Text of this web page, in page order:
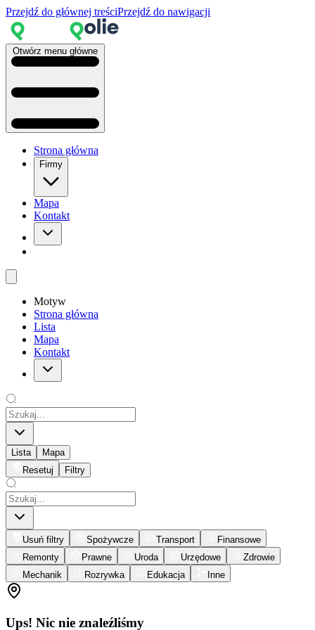
Przejdź do głównej treściPrzejdź do nawigacji
Otwórz menu główne
Strona główna
Firmy
Mapa
Kontakt
Motyw
Strona główna
Lista
Mapa
Kontakt
Lista
Mapa
Resetuj
Filtry
Usuń filtry Spożywcze Transport
Finansowe
Remonty
Prawne Uroda Urzędowe
Zdrowie
Mechanik
Rozrywka Edukacja Inne
Ups! Nic nie znaleźliśmy